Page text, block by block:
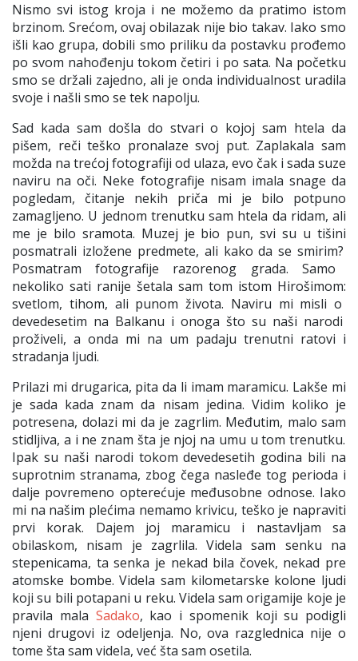
Nismo svi istog kroja i ne možemo da pratimo istom
brzinom. Srećom, ovaj obilazak nije bio takav. Iako smo
išli kao grupa, dobili smo priliku da postavku prođemo
po svom nahođenju tokom četiri i po sata. Na početku
smo se držali zajedno, ali je onda individualnost uradila
svoje i našli smo se tek napolju.
Sad kada sam došla do stvari o kojoj sam htela da
pišem, rečiteško pronalaze svoj put. Zaplakala sam
možda na trećoj fotografiji od ulaza, evo čak i sada suze
naviru na oči. Neke fotografije nisam imala snage da
pogledam, čitanje nekih priča mi je bilo potpuno
zamagljeno. U jednom trenutku sam htela da ridam, ali
me je bilo sramota. Muzej je bio pun, svi su u tišini
posmatrali izložene predmete, ali kako da se smirim?
Posmatram fotografije razorenog grada. Samo
nekoliko sati ranije šetala sam tom istom Hirošimom:
svetlom, tihom, ali punom života. Naviru mi misli o
devedesetim na Balkanu i onoga što su naši narodi
proživeli, a onda mi na um padaju trenutni ratovi i
stradanja ljudi.
Prilazi mi drugarica, pita da li imam maramicu. Lakše mi
je sada kada znam da nisam jedina. Vidim koliko je
potresena, dolazi mi da je zagrlim. Međutim, malo sam
stidljiva, a i ne znam šta je njoj na umu u tom trenutku.
Ipak su naši narodi tokom devedesetih godina bili na
suprotnim stranama, zbog čega nasleđe tog perioda i
dalje povremeno opterećuje međusobne odnose. Iako
mi na našim plećima nemamo krivicu, teško je napraviti
prvi korak. Dajem joj maramicu i nastavljam sa
obilaskom, nisam je zagrlila. Videla sam senku na
stepenicama, ta senka je nekad bila čovek, nekad pre
atomske bombe. Videla sam kilometarske kolone ljudi
koji su bili potapani u reku. Videla samorigamije koje je
pravila mala Sadako, kao i spomenik koji su podigli
njeni drugovi iz odeljenja. No, ova razglednica nije o
tome šta sam videla, već šta sam osetila.